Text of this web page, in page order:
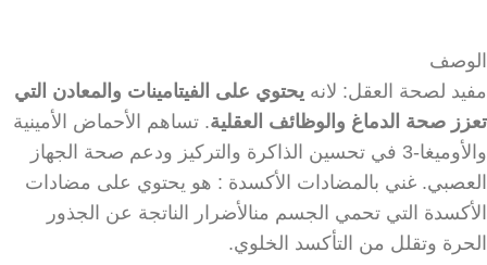
الوصف
مفيد لصحة العقل: لانه يحتوي على الفيتامينات والمعادن التي
تعزز صحة الدماغ والوظائف العقلية. تساهم الأحماض الأمينية
والأوميغا-3 في تحسين الذاكرة والتركيز ودعم صحة الجهاز
العصبي. غني بالمضادات الأكسدة : هو يحتوي على مضادات
الأكسدة التي تحمي الجسم منالأضرار الناتجة عن الجذور
الحرة وتقلل من التأكسد الخلوي.